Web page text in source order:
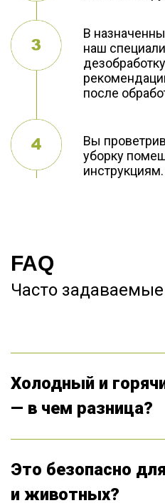
В
наш
после
Вы
уборку
инструкциям.
FAQ
Часто
Холодный и
— в чем разница?
Химические средства имеют
только совместно с холодным
усилителем эффекта от
средствам горячего тумана
сопротивление у большинства
Это безопасно
и животных?